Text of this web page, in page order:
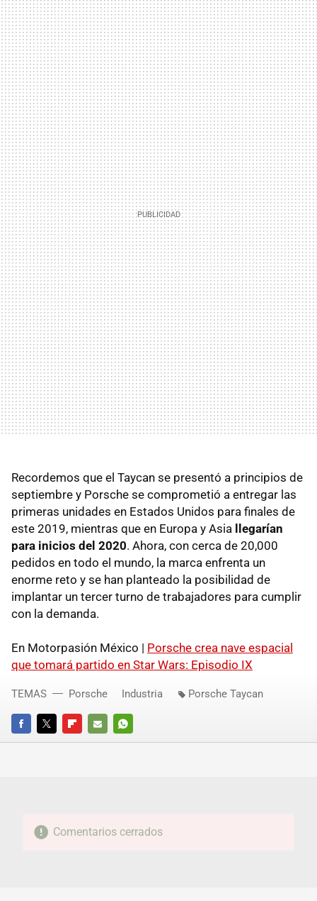
Recordemos que el Taycan se presentó a principios de
septiembre y Porsche se comprometió a entregar las
primeras unidades en Estados Unidos para finales de
este 2019, mientras que en Europa y Asia llegarían
para inicios del 2020. Ahora, con cerca de 20,000
pedidos en todo el mundo, la marca enfrenta un
enorme reto y se han planteado la posibilidad de
implantar un tercer turno de trabajadores para cumplir
con la demanda.
En Motorpasión México | Porsche crea nave espacial
que tomará partido en Star Wars: Episodio IX
FACEBOOKTWITTERFLIPBOARD
E-
WHATSAPP
TEMAS Porsche Industria Porsche Taycan
Comentarios cerrados